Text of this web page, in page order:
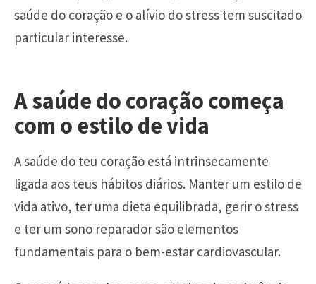
saúde do coração e o alívio do stress tem suscitado
particular interesse.
A saúde do coração começa
com o estilo de vida
A saúde do teu coração está intrinsecamente
ligada aos teus hábitos diários. Manter um estilo de
vida ativo, ter uma dieta equilibrada, gerir o stress
e ter um sono reparador são elementos
fundamentais para o bem-estar cardiovascular.